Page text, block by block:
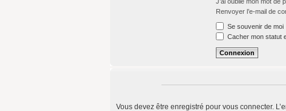
Renvoyer l’e-mail de
Se souvenir de moi
Cacher mon statut
Vous devez être enregistré pour vous connecter.